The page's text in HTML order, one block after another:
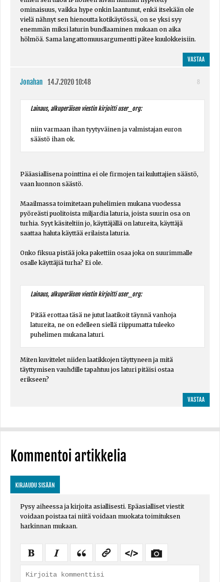
ominaisuus, vaikka hype onkin laantunut, enkä itsekään ole
vielä nähnyt sen hienoutta kotikäytössä, on se yksi syy
enemmän miksi laturin bundlaaminen mukaan on aika
hölmöä. Sama langattomuusargumentti pätee kuulokkeisiin.
VASTAA
Jonahan 14.7.2020 10:48 8
Lainaus, alkuperäisen viestin kirjoitti user_org:
niin varmaan ihan tyytyväinen ja valmistajan euron
säästö ihan ok.
Pääasiallisena pointtina ei ole firmojen tai kuluttajien säästö,
vaan luonnon säästö.
Maailmassa toimitetaan puhelimien mukana vuodessa
pyöreästi puolitoista miljardia laturia, joista suurin osa on
turhia. Syyt käsiteltiin jo, käyttäjällä on latureita, käyttäjä
saattaa haluta käyttää erilaista laturia.
Onko fiksua pistää joka pakettiin osaa joka on suurimmalle
osalle käyttäjiä turha? Ei ole.
Lainaus, alkuperäisen viestin kirjoitti user_org:
Pitää erottaa täsä ne jutut laatikoit täynnä vanhoja
latureita, ne on edelleen siellä riippumatta tuleeko
puhelimen mukana laturi.
Miten kuvittelet niiden laatikkojen täyttyneen ja mitä
täyttymisen vauhdille tapahtuu jos laturi pitäisi ostaa
erikseen?
VASTAA
Kommentoi artikkelia
KIRJAUDU SISÄÄN
Pysy aiheessa ja kirjoita asiallisesti. Epäasialliset viestit
voidaan poistaa tai niitä voidaan muokata toimituksen
harkinnan mukaan.